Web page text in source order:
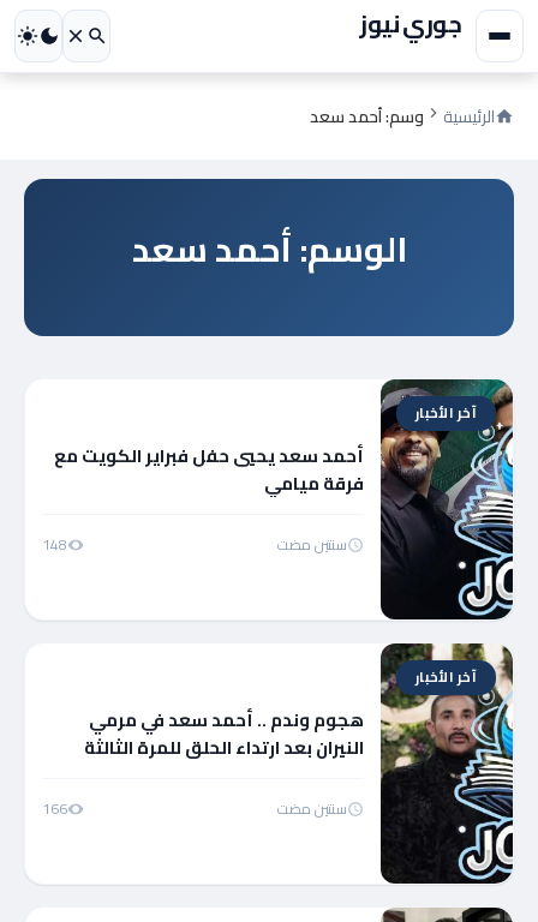
جوري نيوز
الرئيسية وسم: أحمد سعد
الوسم: أحمد سعد
آخر الأخبار
أحمد سعد يحيي حفل فبراير الكويت مع
فرقة ميامي
سنتين مضت 148
آخر الأخبار
هجوم وندم .. أحمد سعد في مرمي
النيران بعد ارتداء الحلق للمرة الثالثة
سنتين مضت 166